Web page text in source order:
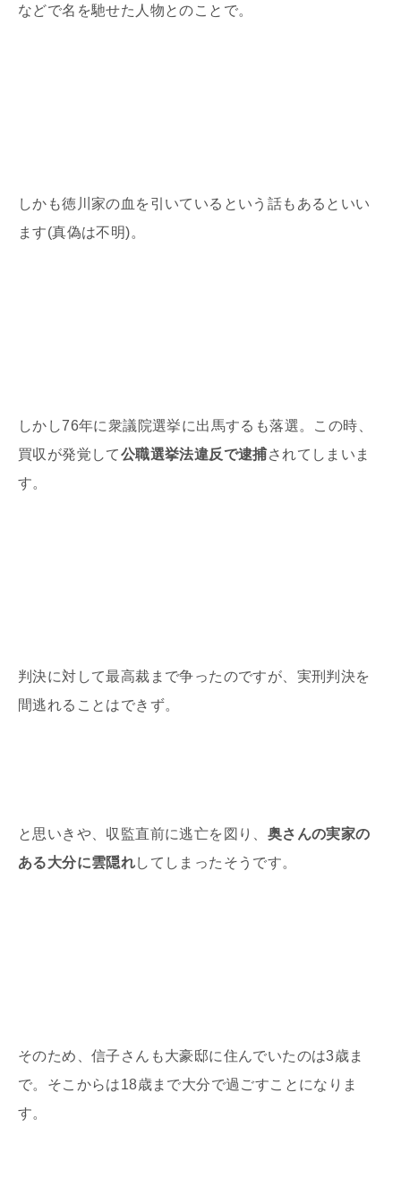
などで名を馳せた人物とのことで。
しかも徳川家の血を引いているという話もあるといい
ます(真偽は不明)。
しかし76年に衆議院選挙に出馬するも落選。この時、
買収が発覚して公職選挙法違反で逮捕されてしまいま
す。
判決に対して最高裁まで争ったのですが、実刑判決を
間逃れることはできず。
と思いきや、収監直前に逃亡を図り、 奥さんの実家の
ある大分に雲隠れしてしまったそうです。
そのため、信子さんも大豪邸に住んでいたのは3歳ま
で。そこからは18歳まで大分で過ごすことになりま
す。